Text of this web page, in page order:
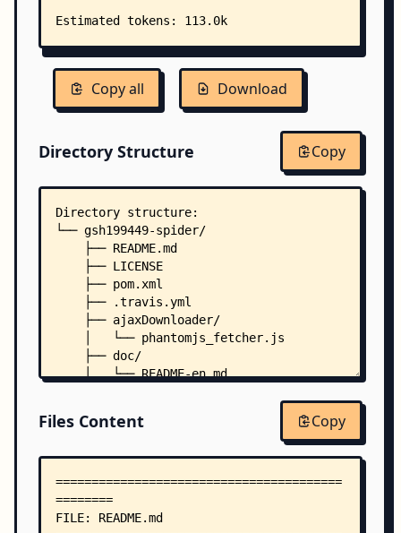
Copy all Download
Directory Structure Copy
Directory structure:
└── gsh199449-spider/
    ├── README.md
    ├── LICENSE
    ├── pom.xml
    ├── .travis.yml
    ├── ajaxDownloader/
    │   └── phantomjs_fetcher.js
    ├── doc/
    │   └── README-en.md
    │   ├── news.163.com.json
    │   ├── news.qq.com_time_autodetect.json
    │   ├── news.sohu.com.json
    │   ├── phantomjs_fetcher.js
    │   ├── www.chinanews.com.json
Files Content Copy